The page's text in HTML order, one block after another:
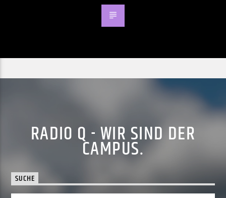
RADIO Q - WIR SIND DER
CAMPUS.
SUCHE